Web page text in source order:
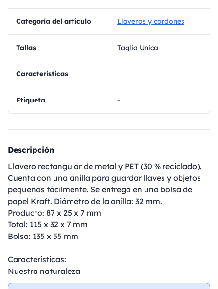
Categoría del artículo Llaveros y cordones
Tallas Taglia Unica
Caracteristicas
Etiqueta -
Descripción
Llavero rectangular de metal y PET (30 % reciclado).
Cuenta con una anilla para guardar llaves y objetos
pequeños fácilmente. Se entrega en una bolsa de
papel Kraft. Diámetro de la anilla: 32 mm.
Producto: 87 x 25 x 7 mm
Total: 115 x 32 x 7 mm
Bolsa: 135 x 55 mm
Características:
Nuestra naturaleza